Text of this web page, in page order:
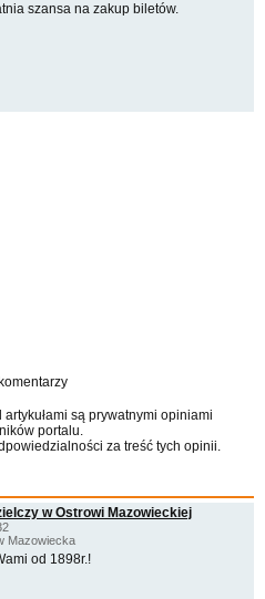
szansa na zakup biletów.
są prywatnymi opiniami
portalu.
za treść tych opinii.
w Ostrowi Mazowieckiej
Mazowiecka
od 1898r.!